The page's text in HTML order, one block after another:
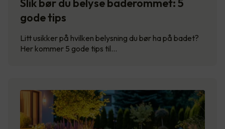
Slik bør du belyse baderommet: 5
gode tips
Litt usikker på hvilken belysning du bør ha på badet?
Her kommer 5 gode tips til…